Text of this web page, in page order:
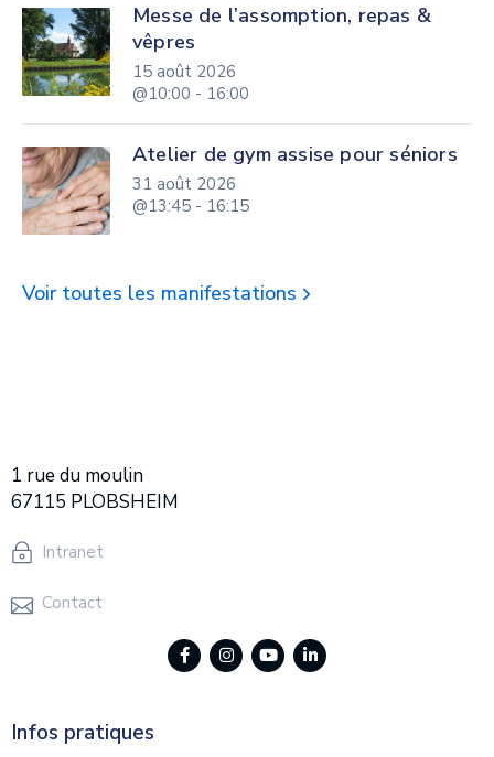
Messe de l’assomption, repas &
vêpres
15 août 2026
@10:00 - 16:00
Atelier de gym assise pour séniors
31 août 2026
@13:45 - 16:15
Voir toutes les manifestations
1 rue du moulin
67115 PLOBSHEIM
Intranet
Contact
Infos pratiques